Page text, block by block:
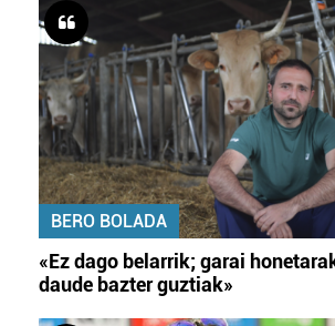
BERO BOLADA
«Ez dago belarrik; garai
daude bazter guztiak»